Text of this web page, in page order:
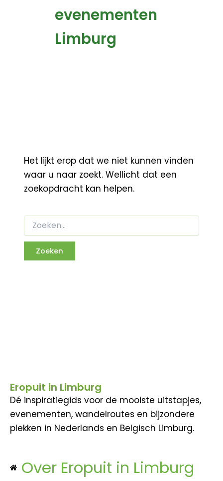
evenementen
Limburg
Het lijkt erop dat we niet kunnen vinden
waar u naar zoekt. Wellicht dat een
zoekopdracht kan helpen.
Eropuit in Limburg
Dé inspiratiegids voor de mooiste uitstapjes,
evenementen, wandelroutes en bijzondere
plekken in Nederlands en Belgisch Limburg.
Over Eropuit in Limburg